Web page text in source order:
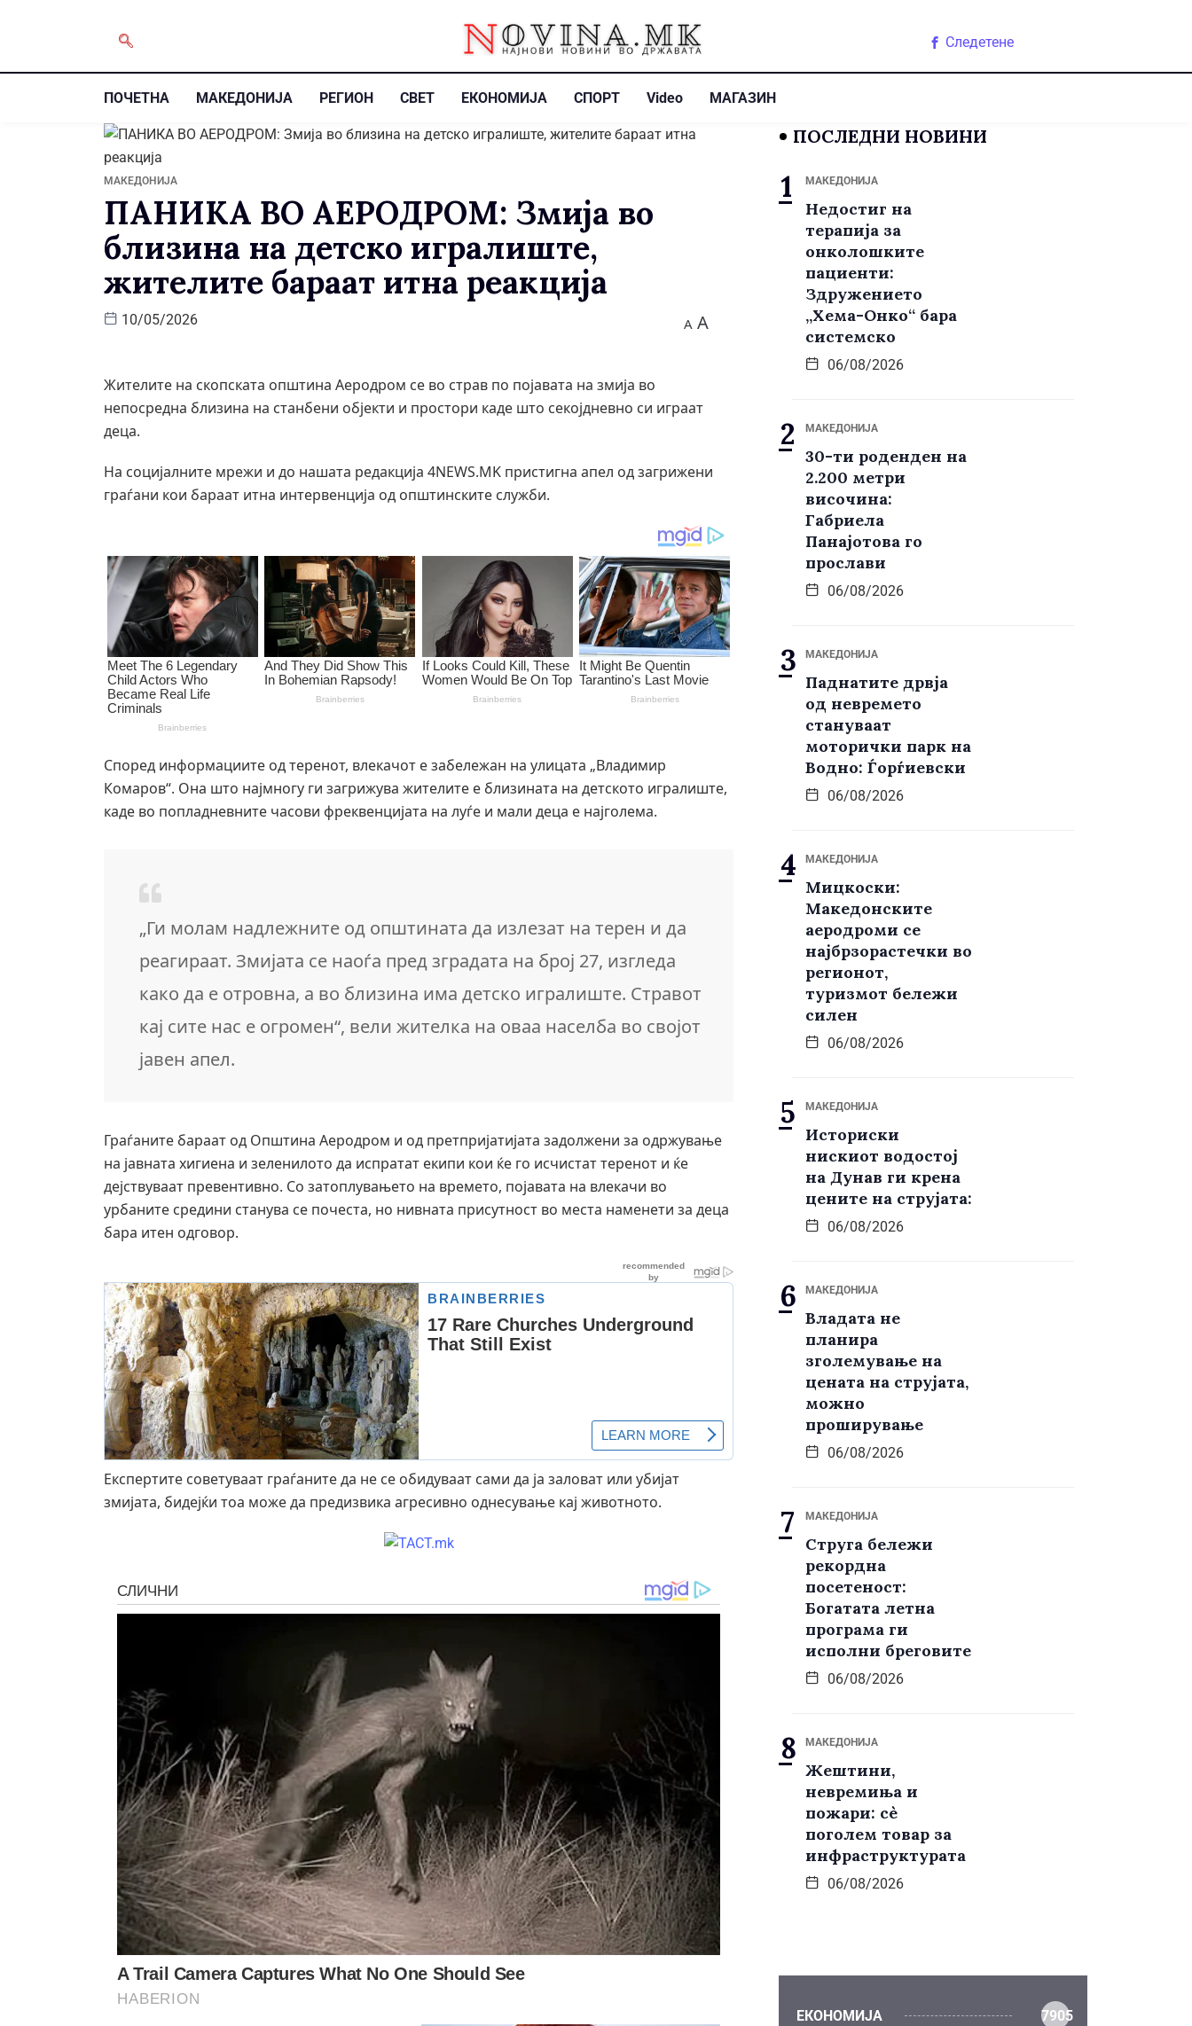
Следетене
ПОЧЕТНА МАКЕДОНИЈА РЕГИОН СВЕТ ЕКОНОМИЈА СПОРТ Video МАГАЗИН
МАКЕДОНИЈА
ПАНИКА ВО АЕРОДРОМ: Змија во
близина на детско игралиште,
жителите бараат итна реакција
10/05/2026 A A
Жителите на скопската општина Аеродром се во страв по појавата на змија во
непосредна близина на станбени објекти и простори каде што секојдневно си играат
деца.
На социјалните мрежи и до нашата редакција 4NEWS.MK пристигна апел од загрижени
граѓани кои бараат итна интервенција од општинските служби.
Според информациите од теренот, влекачот е забележан на улицата „Владимир
Комаров“. Она што најмногу ги загрижува жителите е близината на детското игралиште,
каде во попладневните часови фреквенцијата на луѓе и мали деца е најголема.
„Ги молам надлежните од општината да излезат на терен и да
реагираат. Змијата се наоѓа пред зградата на број 27, изгледа
како да е отровна, а во близина има детско игралиште. Стравот
кај сите нас е огромен“, вели жителка на оваа населба во својот
јавен апел.
Граѓаните бараат од Општина Аеродром и од претпријатијата задолжени за одржување
на јавната хигиена и зеленилото да испратат екипи кои ќе го исчистат теренот и ќе
дејствуваат превентивно. Со затоплувањето на времето, појавата на влекачи во
урбаните средини станува се почеста, но нивната присутност во места наменети за деца
бара итен одговор.
Експертите советуваат граѓаните да не се обидуваат сами да ја заловат или убијат
змијата, бидејќи тоа може да предизвика агресивно однесување кај животното.
ПОСЛЕДНИ НОВИНИ
МАКЕДОНИЈА
Недостиг на
терапија за
онколошките
пациенти:
Здружението
„Хема-Онко“ бара
системско
06/08/2026
МАКЕДОНИЈА
30-ти роденден на
2.200 метри
височина:
Габриела
Панајотова го
прослави
06/08/2026
МАКЕДОНИЈА
Паднатите дрвја
од невремето
стануваат
моторички парк на
Водно: Ѓорѓиевски
06/08/2026
МАКЕДОНИЈА
Мицкоски:
Македонските
аеродроми се
најбрзорастечки во
регионот,
туризмот бележи
силен
06/08/2026
МАКЕДОНИЈА
Историски
нискиот водостој
на Дунав ги крена
цените на струјата:
06/08/2026
МАКЕДОНИЈА
Владата не
планира
зголемување на
цената на струјата,
можно
проширување
06/08/2026
МАКЕДОНИЈА
Струга бележи
рекордна
посетеност:
Богатата летна
програма ги
исполни бреговите
06/08/2026
МАКЕДОНИЈА
Жештини,
невремиња и
пожари: сè
поголем товар за
инфраструктурата
06/08/2026
ЕКОНОМИЈА 7905